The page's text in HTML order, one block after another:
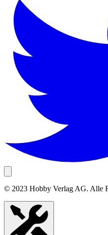
© 2023 Hobby Verlag AG. Alle